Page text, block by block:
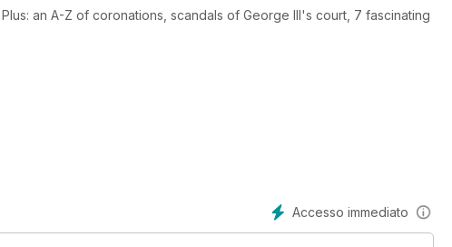
an A-Z of coronations, scandals of George III's court, 7 fascinating
Accesso immediato